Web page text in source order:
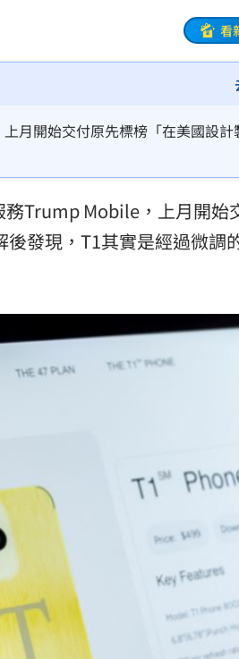
看
月開始交付原先標榜「在美國設計
務Trump Mobile，上月開始
發現，T1其實是經過微調